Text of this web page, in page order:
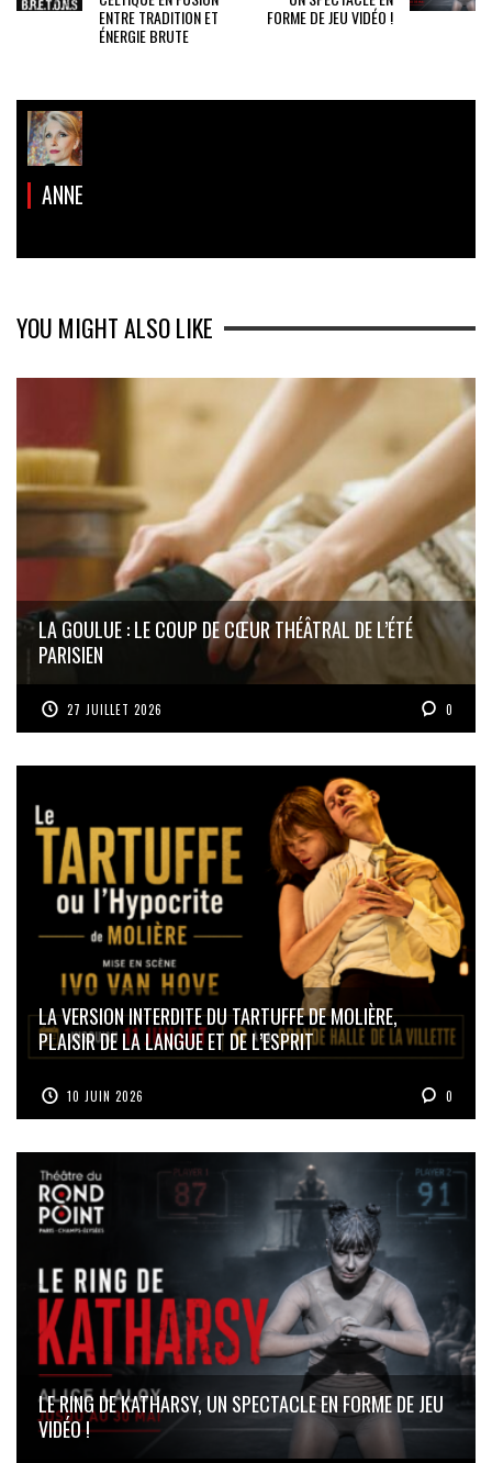
ENTRE TRADITION ET
ÉNERGIE BRUTE
FORME DE JEU VIDÉO !
ANNE
YOU MIGHT ALSO LIKE
LA GOULUE : LE COUP DE CŒUR THÉÂTRAL DE L’ÉTÉ
PARISIEN
27 JUILLET 2026 0
LA VERSION INTERDITE DU TARTUFFE DE MOLIÈRE,
PLAISIR DE LA LANGUE ET DE L’ESPRIT
10 JUIN 2026 0
LE RING DE KATHARSY, UN SPECTACLE EN FORME DE JEU
VIDÉO !